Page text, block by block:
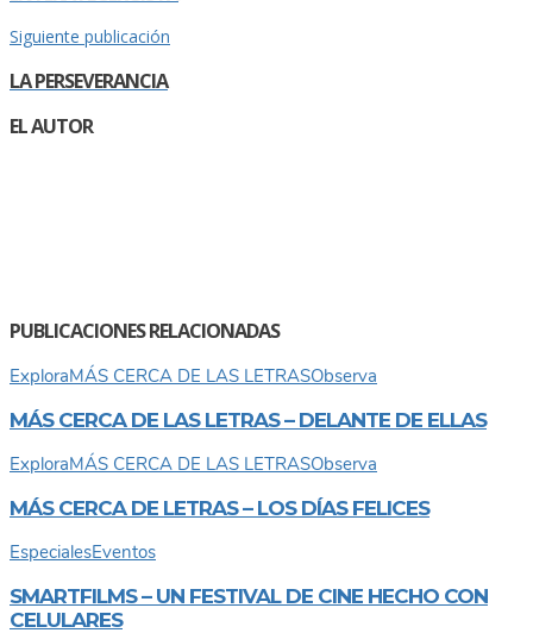
Siguiente publicación
LA PERSEVERANCIA
EL AUTOR
PUBLICACIONES RELACIONADAS
ExploraMÁS CERCA DE LAS LETRASObserva
MÁS CERCA DE LAS LETRAS – DELANTE DE ELLAS
ExploraMÁS CERCA DE LAS LETRASObserva
MÁS CERCA DE LETRAS – LOS DÍAS FELICES
EspecialesEventos
SMARTFILMS – UN FESTIVAL DE CINE HECHO CON
CELULARES